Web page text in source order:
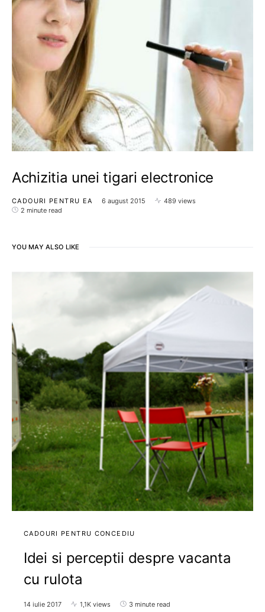
Achizitia unei tigari electronice
CADOURI PENTRU EA 6 august 2015
489 views
2 minute read
YOU MAY ALSO LIKE
CADOURI PENTRU CONCEDIU
Idei si perceptii despre vacanta
cu rulota
14 iulie 2017 1,1K views 3 minute read